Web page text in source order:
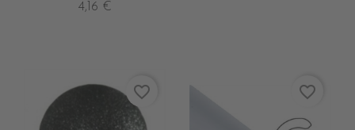
4,16 €
favorite_border favorite_border